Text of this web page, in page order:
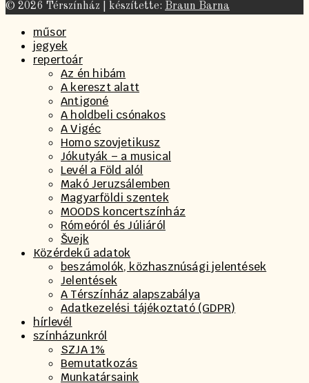
© 2026 Térszínház | készítette: Braun Barna
műsor
jegyek
repertoár
Az én hibám
A kereszt alatt
Antigoné
A holdbeli csónakos
A Vigéc
Homo szovjetikusz
Jókutyák – a musical
Levél a Föld alól
Makó Jeruzsálemben
Magyarföldi szentek
MOODS koncertszínház
Rómeóról és Júliáról
Švejk
Közérdekű adatok
beszámolók, közhasznúsági jelentések
Jelentések
A Térszínház alapszabálya
Adatkezelési tájékoztató (GDPR)
hírlevél
színházunkról
SZJA 1%
Bemutatkozás
Munkatársaink